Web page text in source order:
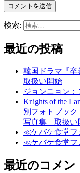
検索:
最近の投稿
韓国ドラマ『卒
取扱い開始
ジョンニョン
Knights of the
別フォトブッ
写真集 取扱い
≪ケバケ食堂フ
≪ケバケ食堂フ
最近のコメン